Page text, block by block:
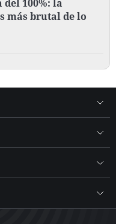
del 100%: la
más brutal de lo